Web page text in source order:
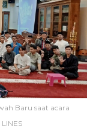
Baru saat acara